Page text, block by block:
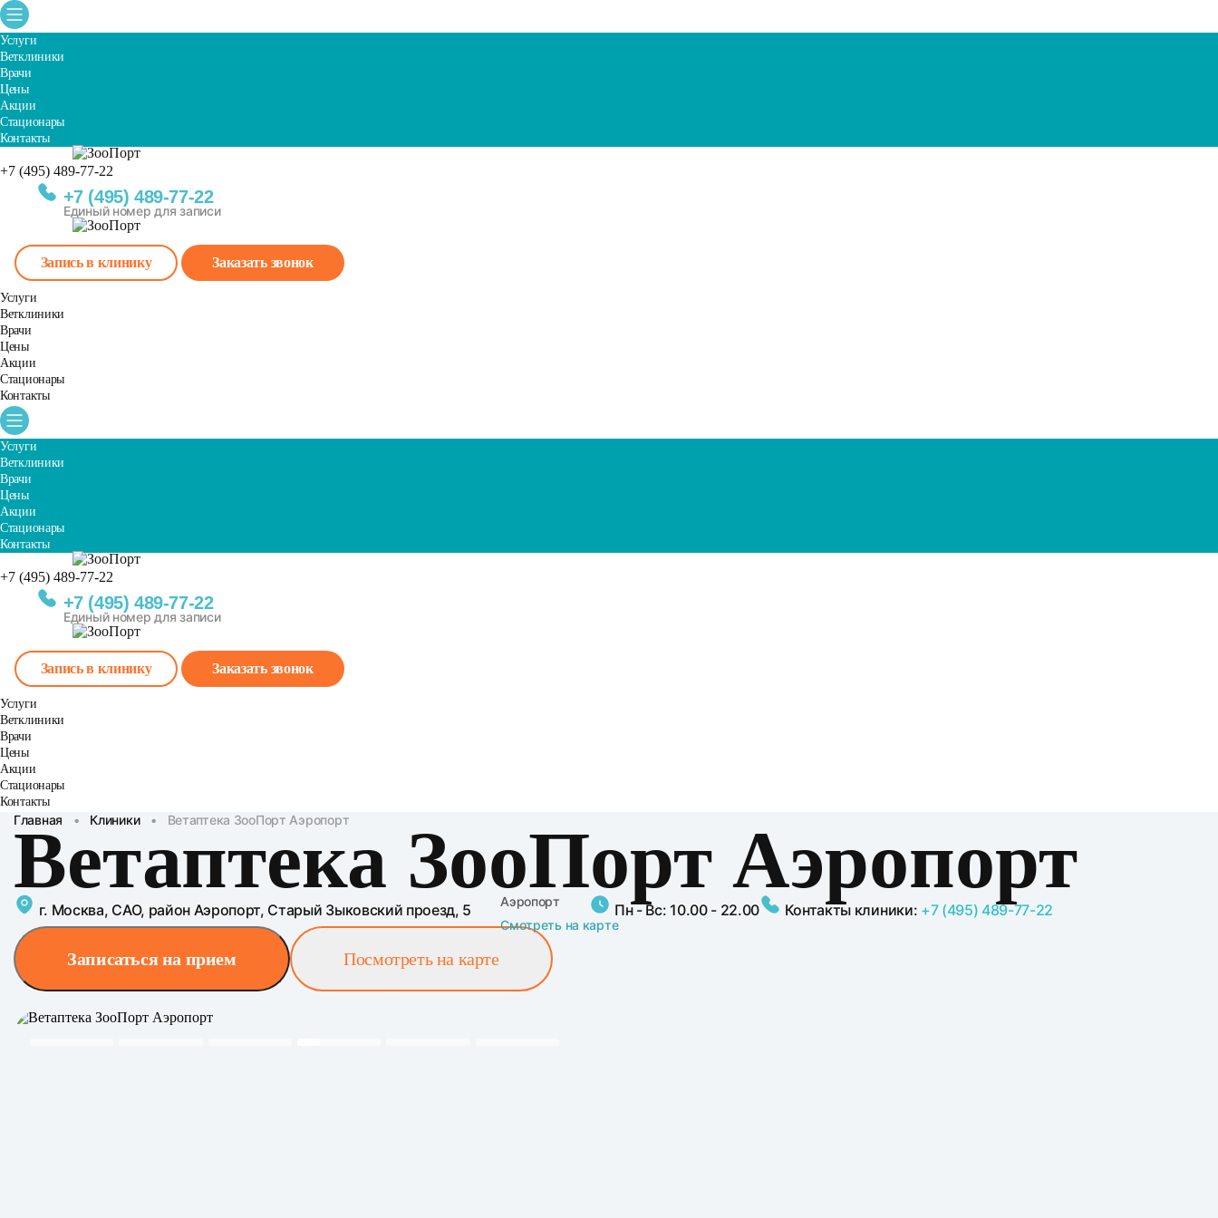
Услуги
Ветклиники
Врачи
Цены
Акции
Стационары
Контакты
+7 (495) 489-77-22
+7 (495) 489-77-22
Единый номер для записи
Запись в клинику Заказать звонок
Услуги
Ветклиники
Врачи
Цены
Акции
Стационары
Контакты
Услуги
Ветклиники
Врачи
Цены
Акции
Стационары
Контакты
+7 (495) 489-77-22
+7 (495) 489-77-22
Единый номер для записи
Запись в клинику Заказать звонок
Услуги
Ветклиники
Врачи
Цены
Акции
Стационары
Контакты
Главная • Клиники • Ветаптека ЗооПорт Аэропорт
Ветаптека ЗооПорт Аэропорт
г. Москва, САО, район Аэропорт, Старый Зыковский проезд, 5
Аэропорт
Смотреть на карте
Пн - Вс: 10.00 - 22.00 Контакты клиники: +7 (495) 489-77-22
Записаться на прием Посмотреть на карте